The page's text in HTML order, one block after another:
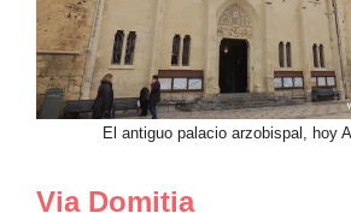
El antiguo palacio arzobispal, hoy
Via Domitia